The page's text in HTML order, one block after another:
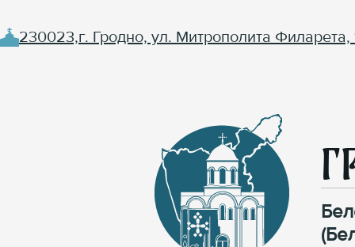
230023,г. Гродно, ул. Митрополита Филарета,